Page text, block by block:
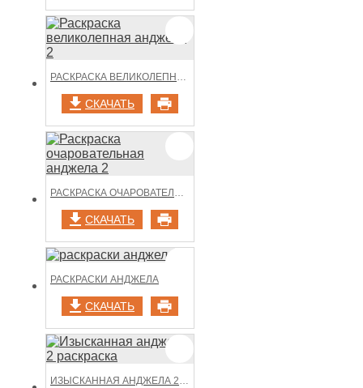
РАСКРАСКА ВЕЛИКОЛЕПНАЯ АНДЖЕЛА 2
СКАЧАТЬ
РАСКРАСКА ОЧАРОВАТЕЛЬНАЯ АНДЖЕЛА 2
СКАЧАТЬ
РАСКРАСКИ АНДЖЕЛА
СКАЧАТЬ
ИЗЫСКАННАЯ АНДЖЕЛА 2 РАСКРАСКА